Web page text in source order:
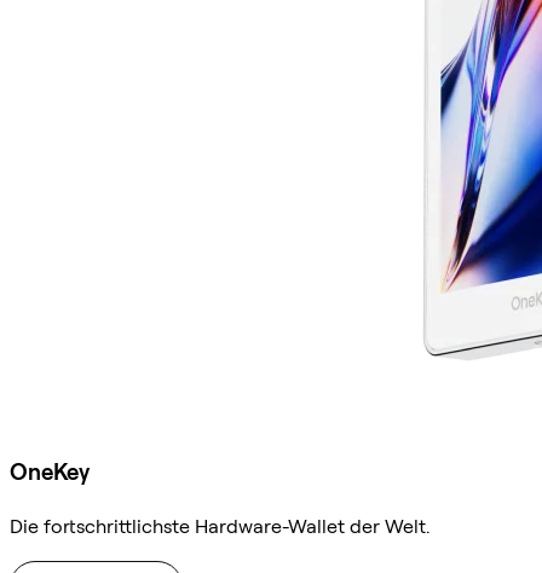
OneKey
Die fortschrittlichste Hardware-Wallet der Welt.